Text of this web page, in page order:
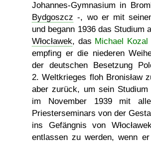
Johannes-Gymnasium in
Bydgoszcz -, wo er mit
und begann 1936 das Studium
Włocławek, das Michael Kozal
empfing er die niederen
der deutschen Besetzung
2. Weltkrieges floh Bronisław
aber zurück, um sein
im November 1939 mit
Priesterseminars von der
ins Gefängnis von
entlassen zu werden, wenn